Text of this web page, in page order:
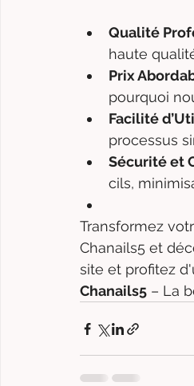
Qualité
haute
Prix
pourquoi
Facilité
processus
Sécurité et
cils,
Transformez
Chanails5 et
site et profitez
Chanails5 – La